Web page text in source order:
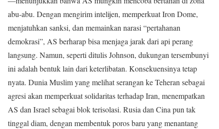
abu-abu. Dengan mengirim intelijen, memperkuat Iron Dome,
menjatuhkan sanksi, dan memainkan narasi “pertahanan
demokrasi”, AS berharap bisa menjaga jarak dari api perang
langsung. Namun, seperti ditulis Johnson, dukungan tersembunyi
ini adalah bentuk lain dari keterlibatan. Konsekuensinya tetap
nyata. Dunia Muslim yang melihat serangan ke Teheran sebagai
agresi akan memperkuat solidaritas terhadap Iran, menempatkan
AS dan Israel sebagai blok terisolasi. Rusia dan Cina pun tak
tinggal diam, dengan membentuk poros baru yang menantang